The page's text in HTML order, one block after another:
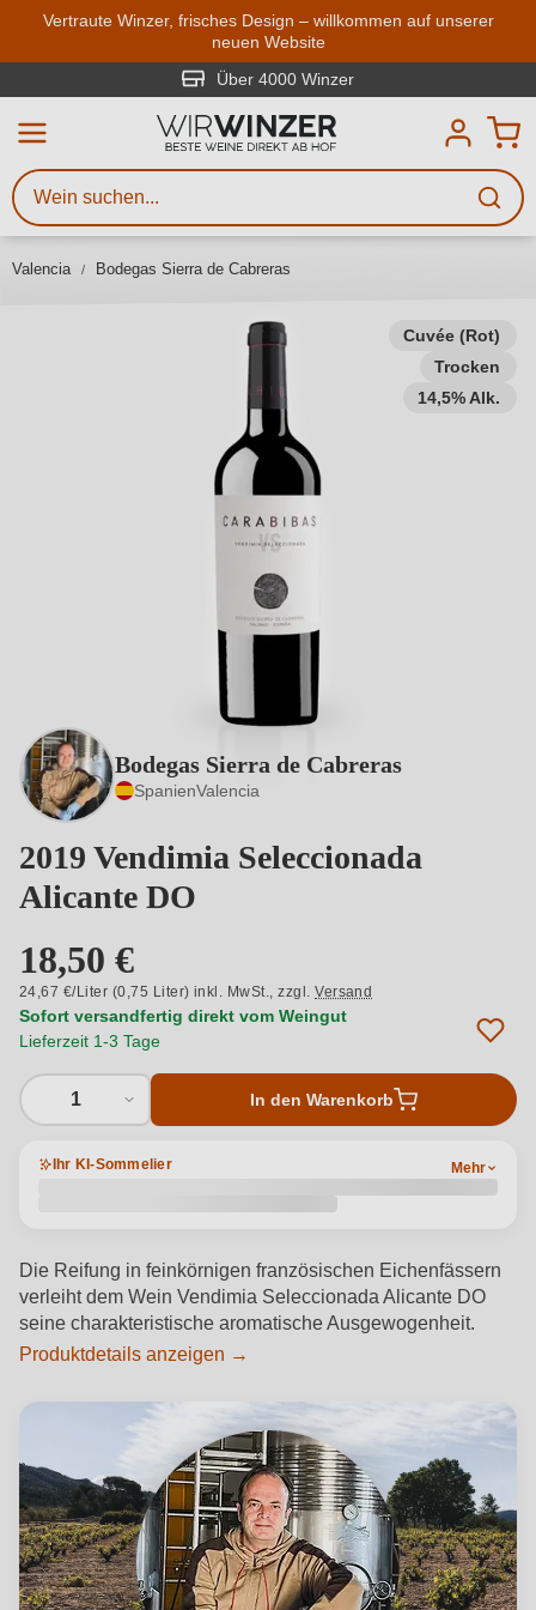
Zum Hauptinhalt springen
Vertraute Winzer, frisches Design – willkommen auf unserer
neuen Website
Über 4000 Winzer
Valencia Bodegas Sierra de Cabreras
Cuvée (Rot)
Trocken
14,5% Alk.
Bodegas Sierra de Cabreras
SpanienValencia
2019 Vendimia Seleccionada
Alicante DO
18,50 €
24,67 €/Liter (0,75 Liter) inkl. MwSt.,zzgl.Versand
Sofort versandfertig direkt vom Weingut
Lieferzeit 1-3 Tage
1 In den Warenkorb
Ihr KI-Sommelier Mehr
Die Reifung in feinkörnigen französischen Eichenfässern
verleiht dem Wein Vendimia Seleccionada Alicante DO
seine charakteristische aromatische Ausgewogenheit.
Produktdetails anzeigen →
Weinsuche
Mindestens 3 Zeichen eingeben
Beschreiben Sie, welchen Wein
Sie suchen – ob nach Geschmack,